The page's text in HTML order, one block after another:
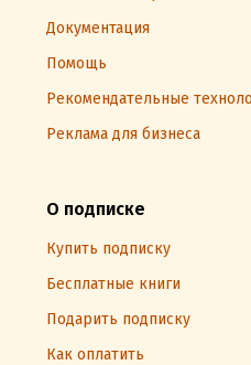
Документация
Помощь
Рекомендательные
Реклама для бизнеса
О подписке
Купить подписку
Бесплатные книги
Подарить подписку
Как оплатить